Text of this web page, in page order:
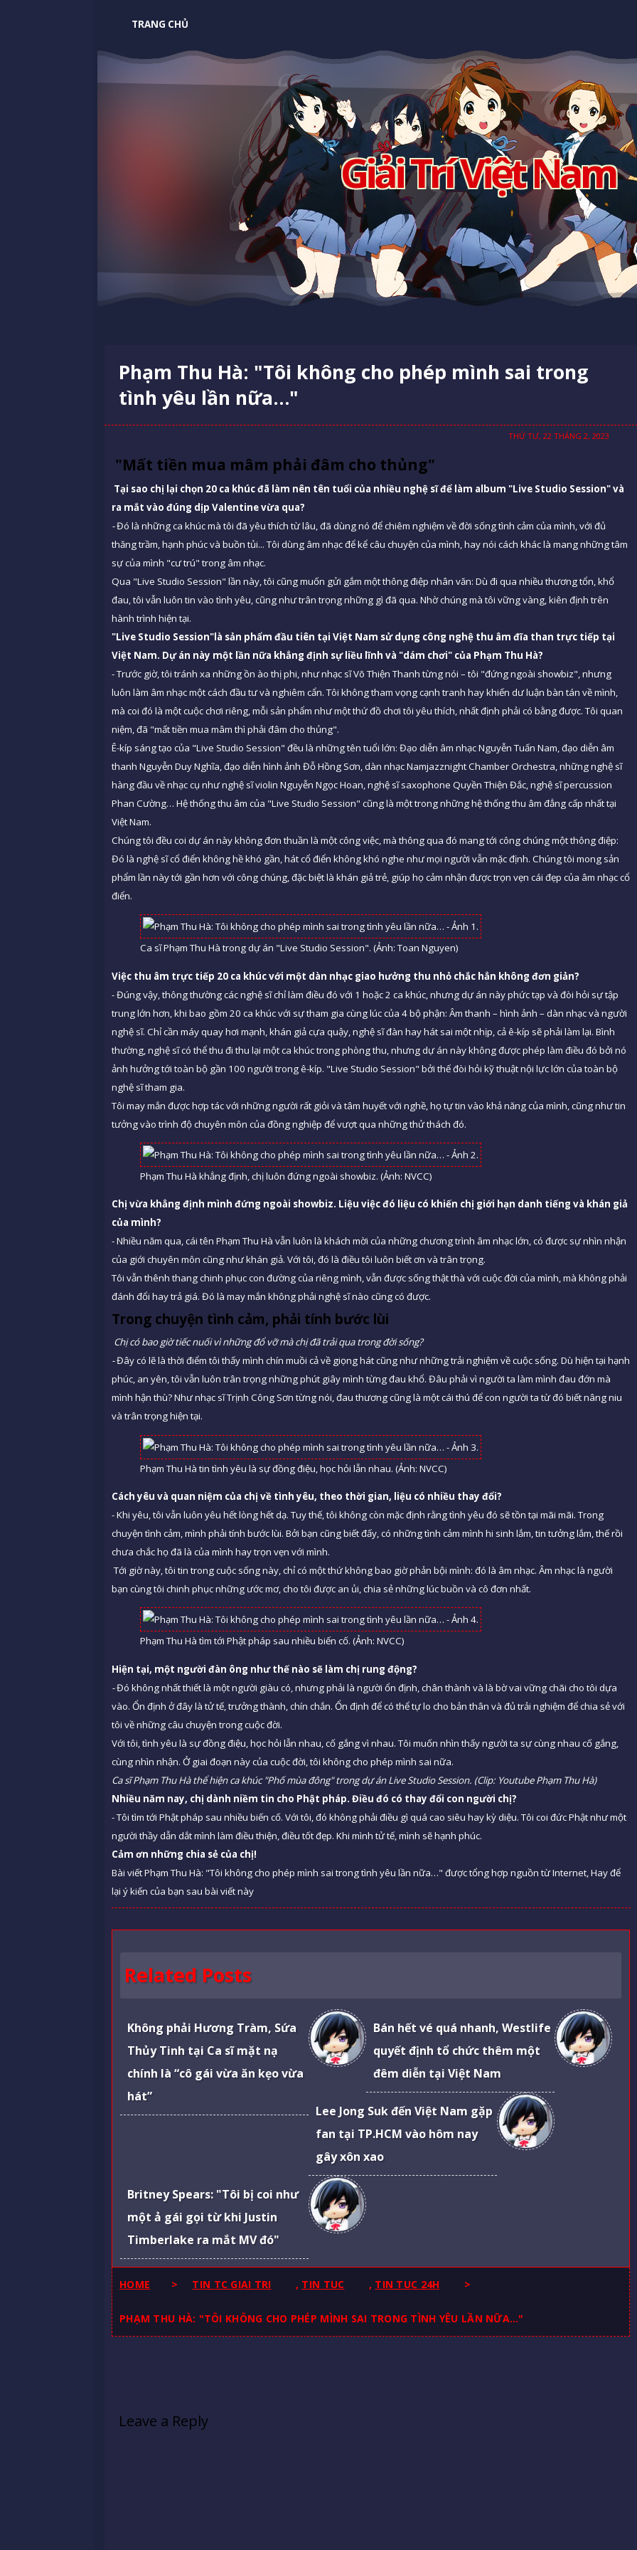
TRANG CHỦ
Giải Trí Việt Nam
Phạm Thu Hà: "Tôi không cho phép mình sai trong
tình yêu lần nữa…"
THỨ TƯ, 22 THÁNG 2, 2023
"Mất tiền mua mâm phải đâm cho thủng"
Tại sao chị lại chọn 20 ca khúc đã làm nên tên tuổi của nhiều nghệ sĩ để làm album "Live Studio Session" và
ra mắt vào đúng dịp Valentine vừa qua?
-Đó là những ca khúc mà tôi đã yêu thích từ lâu, đã dùng nó để chiêm nghiệm về đời sống tình cảm của mình, với đủ
thăng trầm, hạnh phúc và buồn tủi... Tôi dùng âm nhạc để kể câu chuyện của mình, hay nói cách khác là mang những tâm
sự của mình "cư trú" trong âm nhạc.
Qua "Live Studio Session" lần này, tôi cũng muốn gửi gắm một thông điệp nhân văn: Dù đi qua nhiều thương tổn, khổ
đau, tôi vẫn luôn tin vào tình yêu, cũng như trân trọng những gì đã qua. Nhờ chúng mà tôi vững vàng, kiên định trên
hành trình hiện tại.
"Live Studio Session"là sản phẩm đầu tiên tại Việt Nam sử dụng công nghệ thu âm đĩa than trực tiếp tại
Việt Nam. Dự án này một lần nữa khẳng định sự liều lĩnh và "dám chơi" của Phạm Thu Hà?
- Trước giờ, tôi tránh xa những ồn ào thị phi, như nhạc sĩ Võ Thiện Thanh từng nói – tôi "đứng ngoài showbiz", nhưng
luôn làm âm nhạc một cách đầu tư và nghiêm cẩn. Tôi không tham vọng cạnh tranh hay khiến dư luận bàn tán về mình,
mà coi đó là một cuộc chơi riêng, mỗi sản phẩm như một thứ đồ chơi tôi yêu thích, nhất định phải có bằng được. Tôi quan
niệm, đã "mất tiền mua mâm thì phải đâm cho thủng".
Ê-kíp sáng tạo của "Live Studio Session" đều là những tên tuổi lớn: Đạo diễn âm nhạc Nguyễn Tuấn Nam, đạo diễn âm
thanh Nguyễn Duy Nghĩa, đạo diễn hình ảnh Đỗ Hồng Sơn, dàn nhạc Namjazznight Chamber Orchestra, những nghệ sĩ
hàng đầu về nhạc cụ như nghệ sĩ violin Nguyễn Ngọc Hoan, nghệ sĩ saxophone Quyền Thiện Đắc, nghệ sĩ percussion
Phan Cường… Hệ thống thu âm của "Live Studio Session" cũng là một trong những hệ thống thu âm đẳng cấp nhất tại
Việt Nam.
Chúng tôi đều coi dự án này không đơn thuần là một công việc, mà thông qua đó mang tới công chúng một thông điệp:
Đó là nghệ sĩ cổ điển không hề khó gần, hát cổ điển không khó nghe như mọi người vẫn mặc định. Chúng tôi mong sản
phẩm lần này tới gần hơn với công chúng, đặc biệt là khán giả trẻ, giúp họ cảm nhận được trọn vẹn cái đẹp của âm nhạc cổ
điển.
Ca sĩ Phạm Thu Hà trong dự án "Live Studio Session". (Ảnh: Toan Nguyen)
Việc thu âm trực tiếp 20 ca khúc với một dàn nhạc giao hưởng thu nhỏ chắc hẳn không đơn giản?
- Đúng vậy, thông thường các nghệ sĩ chỉ làm điều đó với 1 hoặc 2 ca khúc, nhưng dự án này phức tạp và đòi hỏi sự tập
trung lớn hơn, khi bao gồm 20 ca khúc với sự tham gia cùng lúc của 4 bộ phận: Âm thanh – hình ảnh – dàn nhạc và người
nghệ sĩ. Chỉ cần máy quay hơi mạnh, khán giả cựa quậy, nghệ sĩ đàn hay hát sai một nhịp, cả ê-kíp sẽ phải làm lại. Bình
thường, nghệ sĩ có thể thu đi thu lại một ca khúc trong phòng thu, nhưng dự án này không được phép làm điều đó bởi nó
ảnh hưởng tới toàn bộ gần 100 người trong ê-kíp. "Live Studio Session" bởi thế đòi hỏi kỹ thuật nội lực lớn của toàn bộ
nghệ sĩ tham gia.
Tôi may mắn được hợp tác với những người rất giỏi và tâm huyết với nghề, họ tự tin vào khả năng của mình, cũng như tin
tưởng vào trình độ chuyên môn của đồng nghiệp để vượt qua những thử thách đó.
Phạm Thu Hà khẳng định, chị luôn đứng ngoài showbiz. (Ảnh: NVCC)
Chị vừa khẳng định mình đứng ngoài showbiz. Liệu việc đó liệu có khiến chị giới hạn danh tiếng và khán giả
của mình?
- Nhiều năm qua, cái tên Phạm Thu Hà vẫn luôn là khách mời của những chương trình âm nhạc lớn, có được sự nhìn nhận
của giới chuyên môn cũng như khán giả. Với tôi, đó là điều tôi luôn biết ơn và trân trọng.
Tôi vẫn thênh thang chinh phục con đường của riêng mình, vẫn được sống thật thà với cuộc đời của mình, mà không phải
đánh đổi hay trả giá. Đó là may mắn không phải nghệ sĩ nào cũng có được.
Trong chuyện tình cảm, phải tính bước lùi
Chị có bao giờ tiếc nuối vì những đổ vỡ mà chị đã trải qua trong đời sống?
-Đây có lẽ là thời điểm tôi thấy mình chín muồi cả về giọng hát cũng như những trải nghiệm về cuộc sống. Dù hiện tại hạnh
phúc, an yên, tôi vẫn luôn trân trọng những phút giây mình từng đau khổ. Đâu phải vì người ta làm mình đau đớn mà
mình hận thù? Như nhạc sĩ Trịnh Công Sơn từng nói, đau thương cũng là một cái thú để con người ta từ đó biết nâng niu
và trân trọng hiện tại.
Phạm Thu Hà tin tình yêu là sự đồng điệu, học hỏi lẫn nhau. (Ảnh: NVCC)
Cách yêu và quan niệm của chị về tình yêu, theo thời gian, liệu có nhiều thay đổi?
- Khi yêu, tôi vẫn luôn yêu hết lòng hết dạ. Tuy thế, tôi không còn mặc định rằng tình yêu đó sẽ tồn tại mãi mãi. Trong
chuyện tình cảm, mình phải tính bước lùi. Bởi bạn cũng biết đấy, có những tình cảm mình hi sinh lắm, tin tưởng lắm, thế rồi
chưa chắc họ đã là của mình hay trọn vẹn với mình.
Tới giờ này, tôi tin trong cuộc sống này, chỉ có một thứ không bao giờ phản bội mình: đó là âm nhạc. Âm nhạc là người
bạn cùng tôi chinh phục những ước mơ, cho tôi được an ủi, chia sẻ những lúc buồn và cô đơn nhất.
Phạm Thu Hà tìm tới Phật pháp sau nhiều biến cố. (Ảnh: NVCC)
Hiện tại, một người đàn ông như thế nào sẽ làm chị rung động?
-Đó không nhất thiết là một người giàu có, nhưng phải là người ổn định, chân thành và là bờ vai vững chãi cho tôi dựa
vào. Ổn định ở đây là tử tế, trưởng thành, chín chắn. Ổn định để có thể tự lo cho bản thân và đủ trải nghiệm để chia sẻ với
tôi về những câu chuyện trong cuộc đời.
Với tôi, tình yêu là sự đồng điệu, học hỏi lẫn nhau, cố gắng vì nhau. Tôi muốn nhìn thấy người ta sự cùng nhau cố gắng,
cùng nhìn nhận. Ở giai đoạn này của cuộc đời, tôi không cho phép mình sai nữa.
Ca sĩ Phạm Thu Hà thể hiện ca khúc "Phố mùa đông" trong dự án Live Studio Session. (Clip: Youtube Phạm Thu Hà)
Nhiều năm nay, chị dành niềm tin cho Phật pháp. Điều đó có thay đổi con người chị?
- Tôi tìm tới Phật pháp sau nhiều biến cố. Với tôi, đó không phải điều gì quá cao siêu hay kỳ diệu. Tôi coi đức Phật như một
người thầy dẫn dắt mình làm điều thiện, điều tốt đẹp. Khi mình tử tế, mình sẽ hạnh phúc.
Cảm ơn những chia sẻ của chị!
Bài viết Phạm Thu Hà: "Tôi không cho phép mình sai trong tình yêu lần nữa…" được tổng hợp nguồn từ Internet, Hay để
lại ý kiến của bạn sau bài viết này
Related Posts
Không phải Hương Tràm, Sứa
Thủy Tinh tại Ca sĩ mặt nạ
chính là “cô gái vừa ăn kẹo vừa
hát”
Bán hết vé quá nhanh, Westlife
quyết định tổ chức thêm một
đêm diễn tại Việt Nam
Lee Jong Suk đến Việt Nam gặp
fan tại TP.HCM vào hôm nay
gây xôn xao
Britney Spears: "Tôi bị coi như
một ả gái gọi từ khi Justin
Timberlake ra mắt MV đó"
HOME > TIN TC GIAI TRI , TIN TUC , TIN TUC 24H >
PHẠM THU HÀ: "TÔI KHÔNG CHO PHÉP MÌNH SAI TRONG TÌNH YÊU LẦN NỮA…"
Leave a Reply